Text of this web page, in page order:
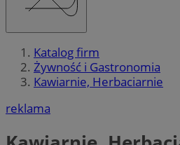
Katalog firm
Żywność i Gastronomia
Kawiarnie, Herbaciarnie
reklama